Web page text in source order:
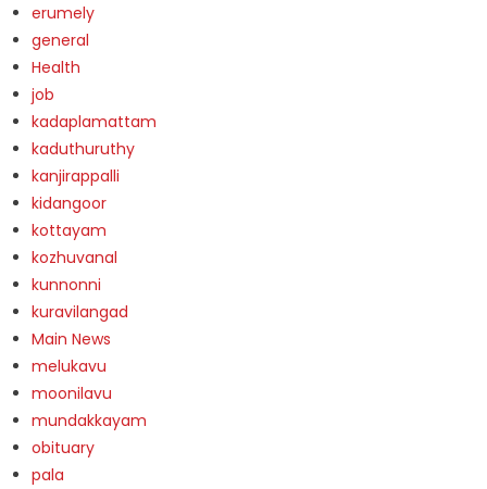
erumely
general
Health
job
kadaplamattam
kaduthuruthy
kanjirappalli
kidangoor
kottayam
kozhuvanal
kunnonni
kuravilangad
Main News
melukavu
moonilavu
mundakkayam
obituary
pala